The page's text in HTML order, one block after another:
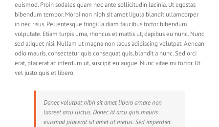
euismod. Proin sodales quam nec ante sollicitudin lacinia. Ut egestas
bibendum tempor. Morbi non nibh sit amet ligula blandit ullamcorper
in nec risus. Pellentesque fringilla diam faucibus tortor bibendum
vulputate. Etiam turpis urna, rhoncus et mattis ut, dapibus eu nunc. Nunc
sed aliquet nisi. Nullam ut magna non lacus adipiscing volutpat. Aenean
odio mauris, consectetur quis consequat quis, blandit a nunc. Sed orci
erat, placerat ac interdum ut, suscipit eu augue. Nunc vitae mi tortor. Ut
vel justo quis et libero.
Donec volutpat nibh sit amet libero ornare non
laoreet arcu luctus. Donec id arcu quis mauris
euismod placerat sit amet ut metus. Sed imperdiet